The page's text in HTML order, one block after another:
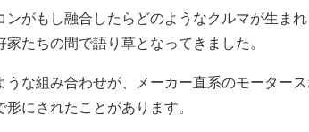
がもし融合したらどのようなクルマが生ま
たちの間で語り草となってきました。
な組み合わせが、メーカー直系のモーター
にされたことがあります。